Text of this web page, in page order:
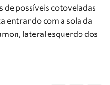
de possíveis cotoveladas
entrando com a sola da
lateral esquerdo dos